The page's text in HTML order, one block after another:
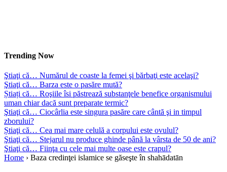
Trending Now
Ştiaţi că… Numărul de coaste la femei şi bărbaţi este acelaşi?
Ştiaţi că… Barza este o pasăre mută?
Știați că… Roşiile îsi păstrează substanţele benefice organismului
uman chiar dacă sunt preparate termic?
Ştiaţi că… Ciocârlia este singura pasăre care cântă şi in timpul
zborului?
Știaţi că… Cea mai mare celulă a corpului este ovulul?
Ştiaţi că… Stejarul nu produce ghinde până la vârsta de 50 de ani?
Ştiaţi că… Fiinţa cu cele mai multe oase este crapul?
Home › Baza credinţei islamice se găseşte în shahādatān